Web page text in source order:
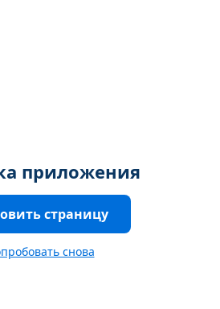
приложения
страницу
снова